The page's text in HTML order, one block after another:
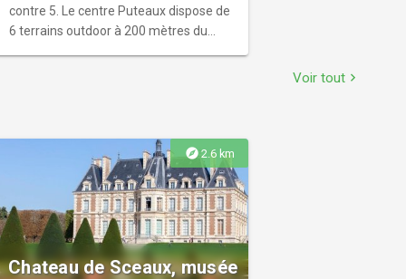
contre 5. Le centre Puteaux dispose de
6 terrains outdoor à 200 mètres du
Voir tout chevron_right
explore 2.6 km
Chateau de Sceaux, musée